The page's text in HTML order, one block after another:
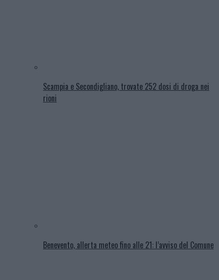
Scampia e Secondigliano, trovate 252 dosi di droga nei
rioni
Benevento, allerta meteo fino alle 21: l’avviso del Comune